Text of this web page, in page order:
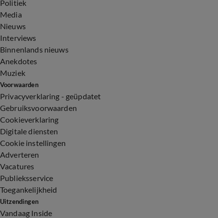
Politiek
Media
Nieuws
Interviews
Binnenlands nieuws
Anekdotes
Muziek
Voorwaarden
Privacyverklaring - geüpdatet
Gebruiksvoorwaarden
Cookieverklaring
Digitale diensten
Cookie instellingen
Adverteren
Vacatures
Publieksservice
Toegankelijkheid
Uitzendingen
Vandaag Inside